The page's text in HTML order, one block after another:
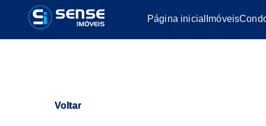
Página inicial Imóveis
Voltar